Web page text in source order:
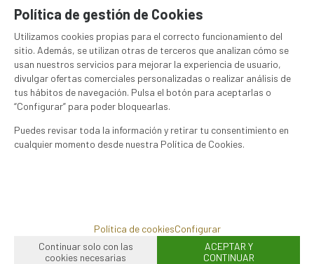
ROSE SYRAH PENTAGRAM 0.75l BLACK SEA GOLD
5,85€
21.00%IVA incluido
- +
unidad
Política de gestión de Cookies
Utilizamos cookies propias para el correcto funcionamiento del
sitio. Además, se utilizan otras de terceros que analizan cómo se
usan nuestros servicios para mejorar la experiencia de usuario,
divulgar ofertas comerciales personalizadas o realizar análisis de
tus hábitos de navegación. Pulsa el botón para aceptarlas o
“Configurar” para poder bloquearlas.
Puedes revisar toda la información y retirar tu consentimiento en
cualquier momento desde nuestra Política de Cookies.
Política de cookiesConfigurar
Continuar solo con las
cookies necesarias
ACEPTAR Y
CONTINUAR